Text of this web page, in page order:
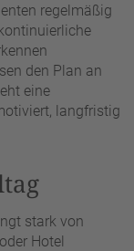
regelmäßig
den Plan an
eine
langfristig
stark von
Hotel